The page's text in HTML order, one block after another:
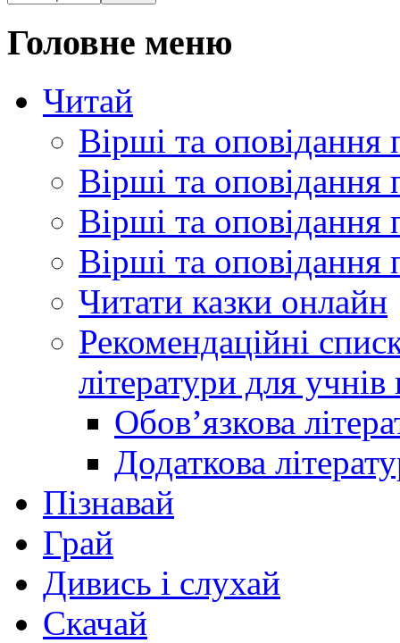
Головне меню
Читай
Вірші та оповідання
Вірші та оповідання
Вірші та оповідання
Вірші та оповідання
Читати казки онлайн
Рекомендаційні
літератури для
Обов’язкова
Додаткова
Пізнавай
Грай
Дивись і слухай
Скачай